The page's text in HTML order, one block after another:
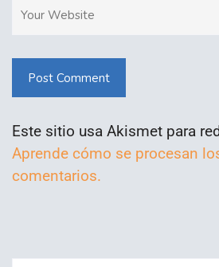
Post Comment
Este sitio usa Akismet para
Aprende cómo se procesan
comentarios.